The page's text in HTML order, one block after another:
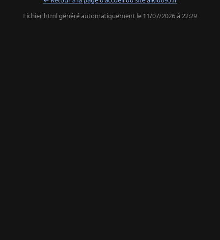
Fichier html généré automatiquement le 11/07/2026 à 22:29